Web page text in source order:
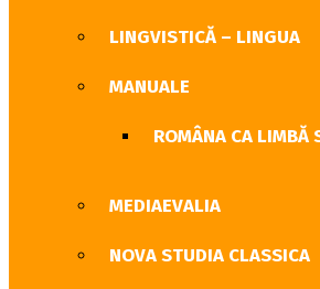
LINGVISTICĂ – LINGUA
MANUALE
ROMÂNA CA LIMBĂ
MEDIAEVALIA
NOVA STUDIA CLASSICA